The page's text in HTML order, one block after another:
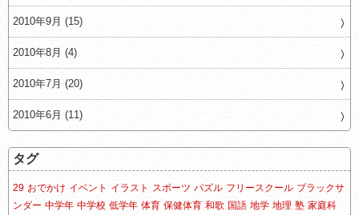
2010年9月 (15)
2010年8月 (4)
2010年7月 (20)
2010年6月 (11)
タグ
29 おでかけ イベント イラスト スポーツ パズル フリースクール ブラックサ
ンダー 中学年 中学校 低学年 体育 保健体育 和歌 国語 地学 地理 塾 家庭科